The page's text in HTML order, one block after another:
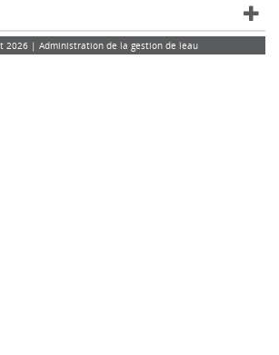
2026 | Administration de la gestion de leau